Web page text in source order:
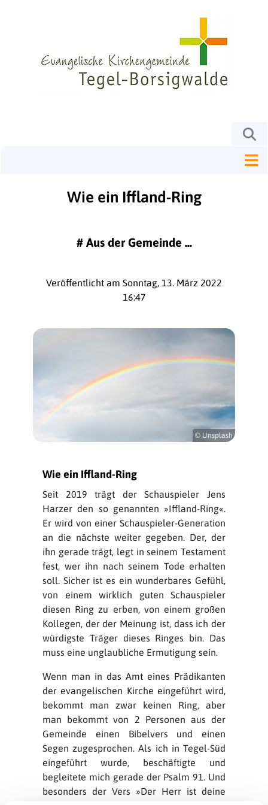
Wie ein Iffland-Ring
# Aus der Gemeinde ...
Veröffentlicht am Sonntag, 13. März 2022
16:47
© Unsplash
Wie ein Iffland-Ring
Seit 2019 trägt der Schauspieler Jens
Harzer den so genannten »Iffland-Ring«.
Er wird von einer Schauspieler-Generation
an die nächste weiter gegeben. Der, der
ihn gerade trägt, legt in seinem Testament
fest, wer ihn nach seinem Tode erhalten
soll. Sicher ist es ein wunderbares Gefühl,
von einem wirklich guten Schauspieler
diesen Ring zu erben, von einem großen
Kollegen, der der Meinung ist, dass ich der
würdigste Träger dieses Ringes bin. Das
muss eine unglaubliche Ermutigung sein.
Wenn man in das Amt eines Prädikanten
der evangelischen Kirche eingeführt wird,
bekommt man zwar keinen Ring, aber
man bekommt von 2 Personen aus der
Gemeinde einen Bibelvers und einen
Segen zugesprochen. Als ich in Tegel-Süd
eingeführt wurde, beschäftigte und
begleitete mich gerade der Psalm 91. Und
besonders der Vers »Der Herr ist deine